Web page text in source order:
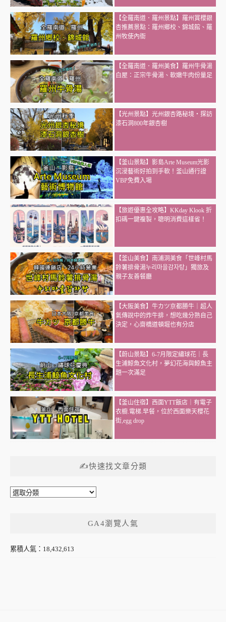
【全羅南道．羅州景點】羅州賞櫻銀
杏推薦景點：羅州鄉校、錦城館、羅
州牧使內衙
【全羅南道．羅州美食】羅州牛骨湯
白屋：正宗牛骨湯、軟嫩牛肉份量足
【光州景點】光州銀杏路秘境・探訪
漆石洞800年銀杏樹
【釜山景點】影島Arte Museum光影
沉浸藝術好拍到手軟！釜山通行證
VBP免費入場
【旅遊優惠全攻略】KKday Klook 折
扣碼一鍵複製，聰明消費這樣省！
【釜山美食】南浦洞美食「世峰村馬
鈴薯排骨湯누리마을감자탕」獨旅及
親子友善餐廳
【大阪美食】牛カツ京都勝牛｜超人
氣傳說中的炸牛排，想吃幾分熟自己
決定，心齋橋道頓堀也有分店
【蔚山景點】6-7月限定繡球花｜長
生浦鯨魚文化村，夢幻花海與鯨魚主
題一次滿足
【釜山住宿】西面YTT飯店｜有電子
衣櫥.電梯.早餐，位於西面樂天櫻花
街,egg drop
✍快速找文章分類
✍
章
GA4瀏覽人氣
累積人氣：18,432,613